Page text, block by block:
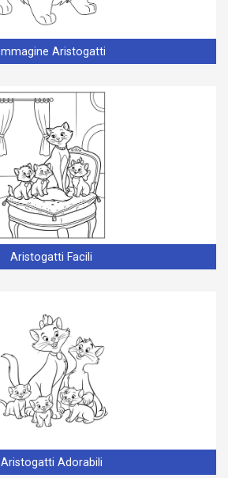
Immagine Aristogatti
Aristogatti Facili
Aristogatti Adorabili